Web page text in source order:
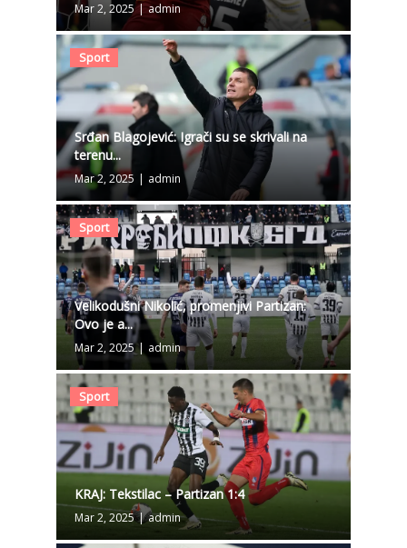
Mar 2, 2025 | admin
Sport
Srđan Blagojević: Igrači su se skrivali na
terenu...
Mar 2, 2025 | admin
Sport
Velikodušni Nikolić, promenjivi Partizan:
Ovo je a...
Mar 2, 2025 | admin
Sport
KRAJ: Tekstilac – Partizan 1:4
Mar 2, 2025 | admin